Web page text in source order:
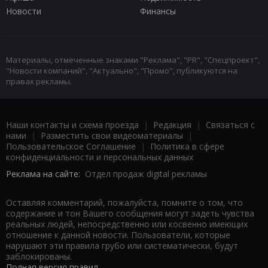
Новости
Финансы
Материалы, отмеченные знаками "Реклама", "PR", "Спецпроект",
"Новости компаний", "Актуально", "Промо", публикуются на
правах рекламы.
Наши контакты и схема проезда | Редакция | Связаться с
нами | Разместить свои видеоматериалы |
Пользовательское Соглашение |
Политика в сфере
конфиденциальности и персональных данных
Реклама на сайте: Отдел продаж digital рекламы
Оставляя комментарий, пожалуйста, помните о том, что
содержание и тон Вашего сообщения могут задеть чувства
реальных людей, непосредственно или косвенно имеющих
отношение к данной новости. Пользователи, которые
нарушают эти правила грубо или систематически, будут
заблокированы.